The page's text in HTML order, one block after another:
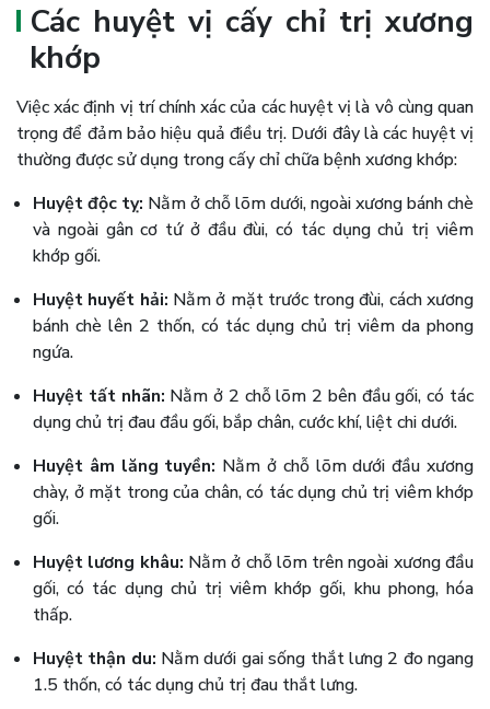
Các huyệt vị cấy chỉ trị xương
khớp
Việc xác định vị trí chính xác của các huyệt vị là vô cùng quan
trọng để đảm bảo hiệu quả điều trị. Dưới đây là các huyệt vị
thường được sử dụng trong cấy chỉ chữa bệnh xương khớp:
Huyệt độc tỵ: Nằm ở chỗ lõm dưới, ngoài xương bánh chè
và ngoài gân cơ tứ ở đầu đùi, có tác dụng chủ trị viêm
khớp gối.
Huyệt huyết hải: Nằm ở mặt trước trong đùi, cách xương
bánh chè lên 2 thốn, có tác dụng chủ trị viêm da phong
ngứa.
Huyệt tất nhãn: Nằm ở 2 chỗ lõm 2 bên đầu gối, có tác
dụng chủ trị đau đầu gối, bắp chân, cước khí, liệt chi dưới.
Huyệt âm lăng tuyền: Nằm ở chỗ lõm dưới đầu xương
chày, ở mặt trong của chân, có tác dụng chủ trị viêm khớp
gối.
Huyệt lương khâu: Nằm ở chỗ lõm trên ngoài xương đầu
gối, có tác dụng chủ trị viêm khớp gối, khu phong, hóa
thấp.
Huyệt thận du: Nằm dưới gai sống thắt lưng 2 đo ngang
1.5 thốn, có tác dụng chủ trị đau thắt lưng.